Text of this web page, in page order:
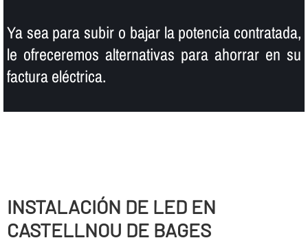
Ya sea para subir o bajar la potencia contratada,
le ofreceremos alternativas para ahorrar en su
factura eléctrica.
INSTALACIÓN DE LED EN
CASTELLNOU DE BAGES